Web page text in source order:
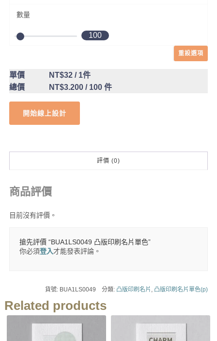
數量
100
重設選項
單價 NT$32/ 1件
總價
NT$3.200/ 100 件
開始線上設計
評價 (0)
商品評價
目前沒有評價。
搶先評價 “BUA1LS0049 凸版印刷名片單色”
你必須登入才能發表評論。
貨號: BUA1LS0049 分類: 凸版印刷名片 凸版印刷名片單色(p)
Related products